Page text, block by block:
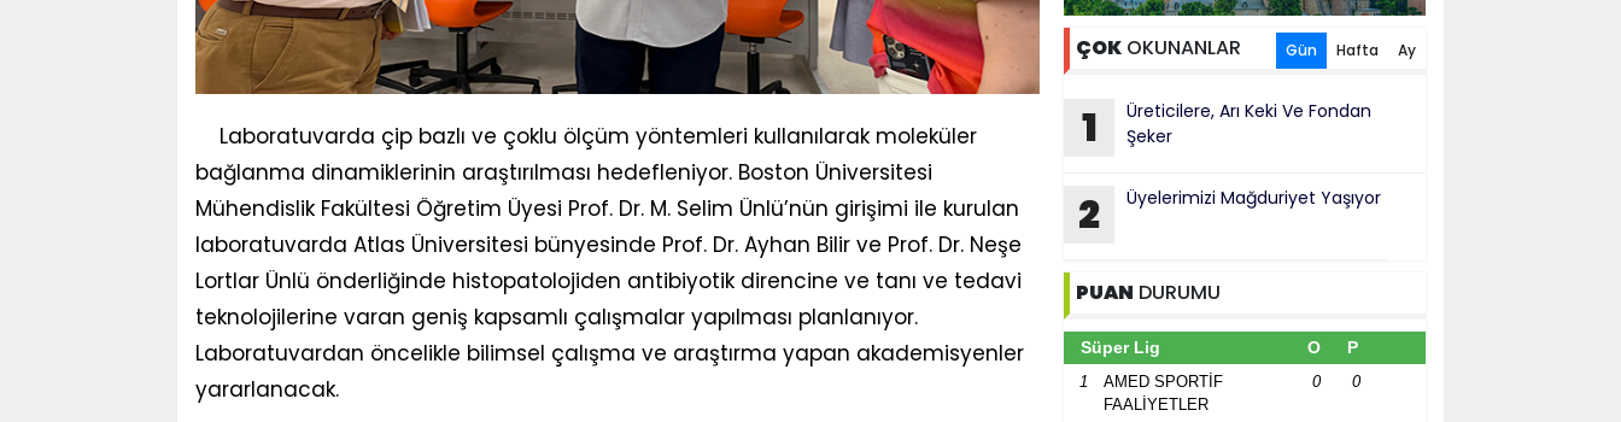
Laboratuvarda çip bazlı ve çoklu ölçüm yöntemleri kullanılarak moleküler
bağlanma dinamiklerinin araştırılması hedefleniyor. Boston Üniversitesi
Mühendislik Fakültesi Öğretim Üyesi Prof. Dr. M. Selim Ünlü’nün girişimi ile kurulan
laboratuvarda Atlas Üniversitesi bünyesinde Prof. Dr. Ayhan Bilir ve Prof. Dr. Neşe
Lortlar Ünlü önderliğinde histopatolojiden antibiyotik direncine ve tanı ve tedavi
teknolojilerine varan geniş kapsamlı çalışmalar yapılması planlanıyor.
Laboratuvardan öncelikle bilimsel çalışma ve araştırma yapan akademisyenler
yararlanacak.
ÇOK OKUNANLAR Gün Hafta Ay
1
Üreticilere, Arı Keki Ve Fondan
Şeker
2 Üyelerimizi Mağduriyet Yaşıyor
PUAN DURUMU
Süper Lig O P
1
AMED SPORTİF
FAALİYETLER
0 0